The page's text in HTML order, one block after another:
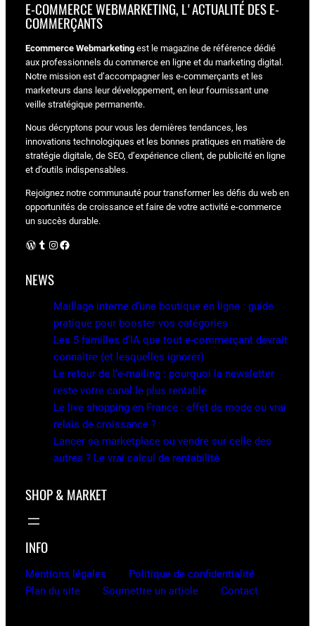
E-COMMERCE WEBMARKETING, L'ACTUALITÉ DES E-
COMMERÇANTS
Ecommerce Webmarketing est le magazine de référence dédié
aux professionnels du commerce en ligne et du marketing digital.
Notre mission est d’accompagner les e-commerçants et les
marketeurs dans leur développement, en leur fournissant une
veille stratégique permanente.
Nous décryptons pour vous les dernières tendances, les
innovations technologiques et les bonnes pratiques en matière de
stratégie digitale, de SEO, d’expérience client, de publicité en ligne
et d’outils indispensables.
Rejoignez notre communauté pour transformer les défis du web en
opportunités de croissance et faire de votre activité e-commerce
un succès durable.
WordPress Instagram Facebook
NEWS
Maillage interne d’une boutique en ligne : guide
pratique pour booster vos catégories
Les 5 familles d’IA que tout e-commerçant devrait
connaître (et lesquelles ignorer)
Le retour de l’e-mailing : pourquoi la newsletter
reste votre canal le plus rentable
Le live shopping en France : effet de mode ou vrai
relais de croissance ?
Lancer sa marketplace ou vendre sur celle des
autres ? Le vrai calcul de rentabilité
SHOP & MARKET
INFO
Mentions légales
Politique de confidentialité
Plan du site
Soumettre un article Contact